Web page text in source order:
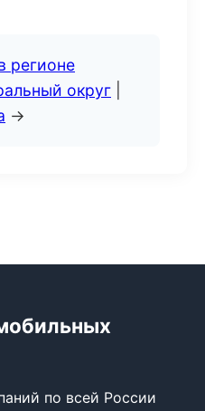
регионе
округ
→
по всей России